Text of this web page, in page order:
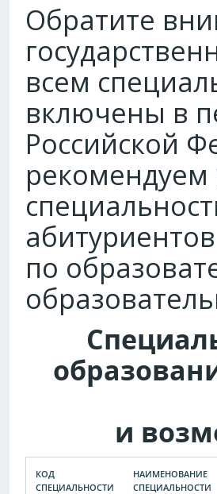
Обратите
всем
включены в
Российской
по
и
КОД
СПЕЦИАЛЬНОСТИ
НАИМЕНОВАНИЕ
СПЕЦИАЛЬНОСТИ